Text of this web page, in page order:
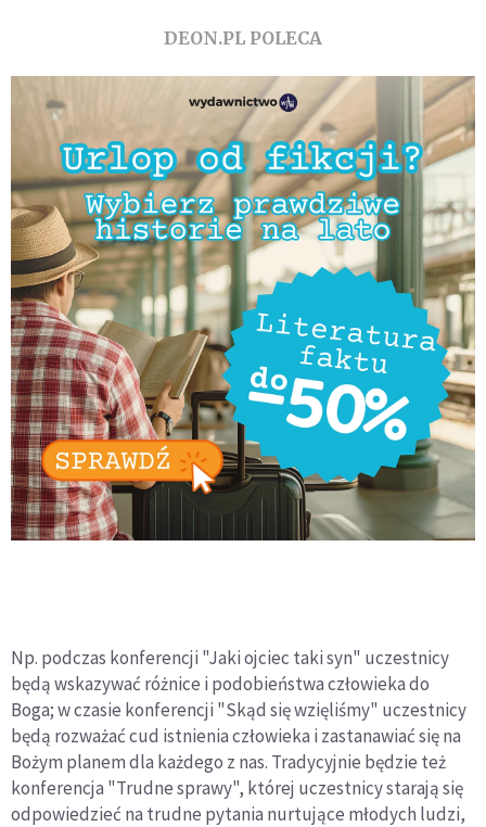
DEON.PL POLECA
Np. podczas konferencji "Jaki ojciec taki syn" uczestnicy
będą wskazywać różnice i podobieństwa człowieka do
Boga; w czasie konferencji "Skąd się wzięliśmy" uczestnicy
będą rozważać cud istnienia człowieka i zastanawiać się na
Bożym planem dla każdego z nas. Tradycyjnie będzie też
konferencja "Trudne sprawy", której uczestnicy starają się
odpowiedzieć na trudne pytania nurtujące młodych ludzi,